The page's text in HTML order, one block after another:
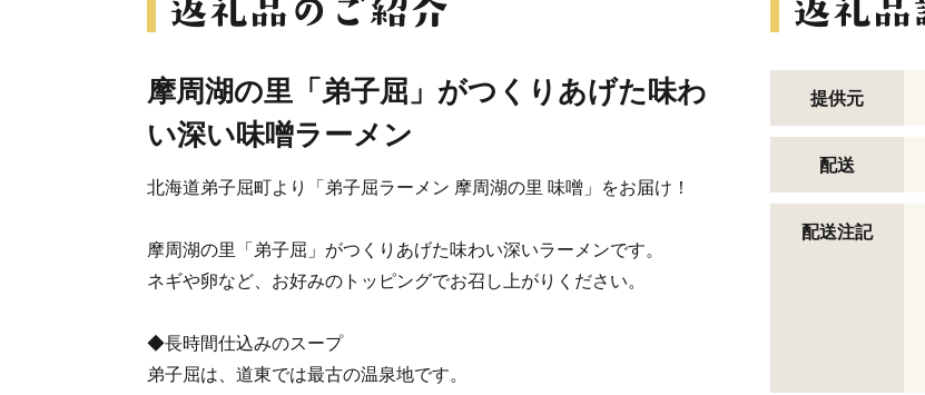
摩周湖の里「弟子屈」がつくりあげた味わ
い深い味噌ラーメン
北海道弟子屈町より「弟子屈ラーメン 摩周湖の里 味噌」をお届け！
摩周湖の里「弟子屈」がつくりあげた味わい深いラーメンです。
ネギや卵など、お好みのトッピングでお召し上がりください。
◆長時間仕込みのスープ
弟子屈は、道東では最古の温泉地です。
提供元
配送
配送注記